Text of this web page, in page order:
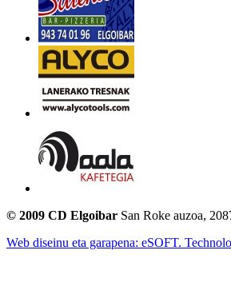
© 2009 CD Elgoibar San Roke auzoa,
Web diseinu eta garapena: eSOFT.